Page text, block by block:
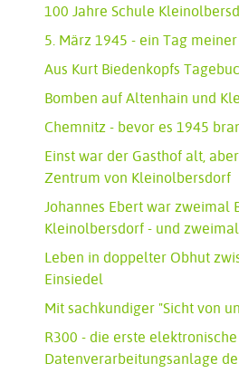
100 Jahre Schule
5. März 1945 - ein Tag
Aus Kurt Biedenkopfs
Bomben auf Altenhain und
Chemnitz - bevor es 1945
Einst war der Gasthof alt,
Zentrum von Kleinolbersdorf
Johannes Ebert war zweimal
Kleinolbersdorf - und
Leben in doppelter Obhut
Einsiedel
Mit sachkundiger "Sicht von
R300 - die erste elektronische
Datenverarbeitungsanlage